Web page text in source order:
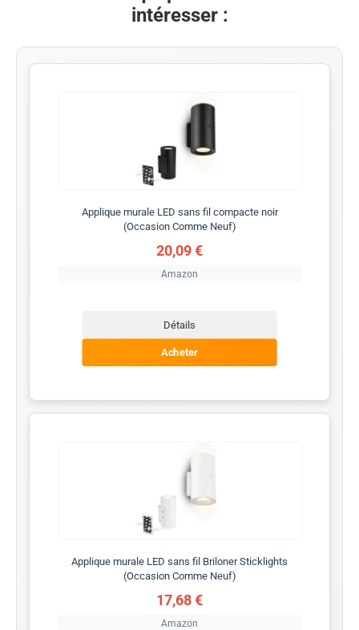
intéresser :
Applique murale LED sans fil compacte noir
(Occasion Comme Neuf)
20,09 €
Amazon
Détails
Acheter
Applique murale LED sans fil Briloner Sticklights
(Occasion Comme Neuf)
17,68 €
Amazon